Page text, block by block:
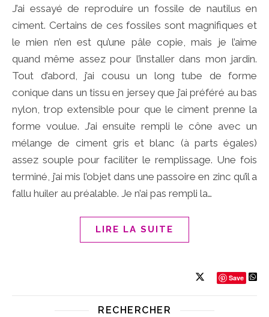
J’ai essayé de reproduire un fossile de nautilus en
ciment. Certains de ces fossiles sont magnifiques et
le mien n’en est qu’une pâle copie, mais je l’aime
quand même assez pour l’installer dans mon jardin.
Tout d’abord, j’ai cousu un long tube de forme
conique dans un tissu en jersey que j’ai préféré au bas
nylon, trop extensible pour que le ciment prenne la
forme voulue. J’ai ensuite rempli le cône avec un
mélange de ciment gris et blanc (à parts égales)
assez souple pour faciliter le remplissage. Une fois
terminé, j’ai mis l’objet dans une passoire en zinc qu’il a
fallu huiler au préalable. Je n’ai pas rempli la…
LIRE LA SUITE
Save
RECHERCHER